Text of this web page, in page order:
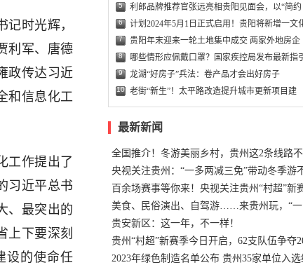
时光辉，
利军、唐德
政传达习近
和信息化工
工作提出了
习近平总书
、最突出的
上下要深刻
设的使命任
5 利郎品牌推荐官张远亮相贵阳见面会，以“简约
6 计划2024年5月1日正式启用！贵阳将新增一文
7 贵阳年末迎来一轮土地集中成交 两家外地房企
8 哪些情形应佩戴口罩？国家疾控局发布最新指引
9 龙湖“好房子”兵法：卷产品才会出好房子
10 老街“新生”！太平路改造提升城市更新项目建
最新新闻
全国推介！冬游美丽乡村，贵州这2条线路
错过
央视关注贵州：“一多两减三免”带动冬季游
温
百余场赛事等你来！央视关注贵州“村超”新
正式“打响”
美食、民俗演出、自驾游……来贵州玩，“一
两减三免”！
贵安新区：这一年，不一样！
贵州“村超”新赛季今日开启，62支队伍争夺
名额
2023年绿色制造名单公布 贵州35家单位入选